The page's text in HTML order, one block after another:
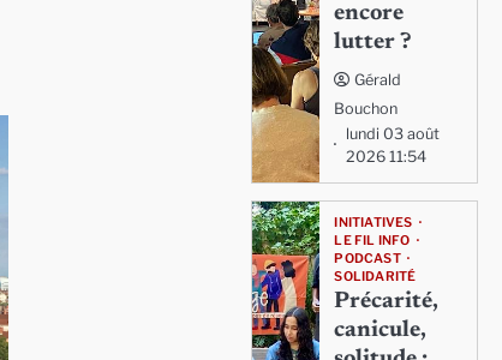
encore
lutter ?
Gérald
Bouchon
lundi 03 août
2026 11:54
INITIATIVES
LE FIL INFO
PODCAST
SOLIDARITÉ
Précarité,
canicule,